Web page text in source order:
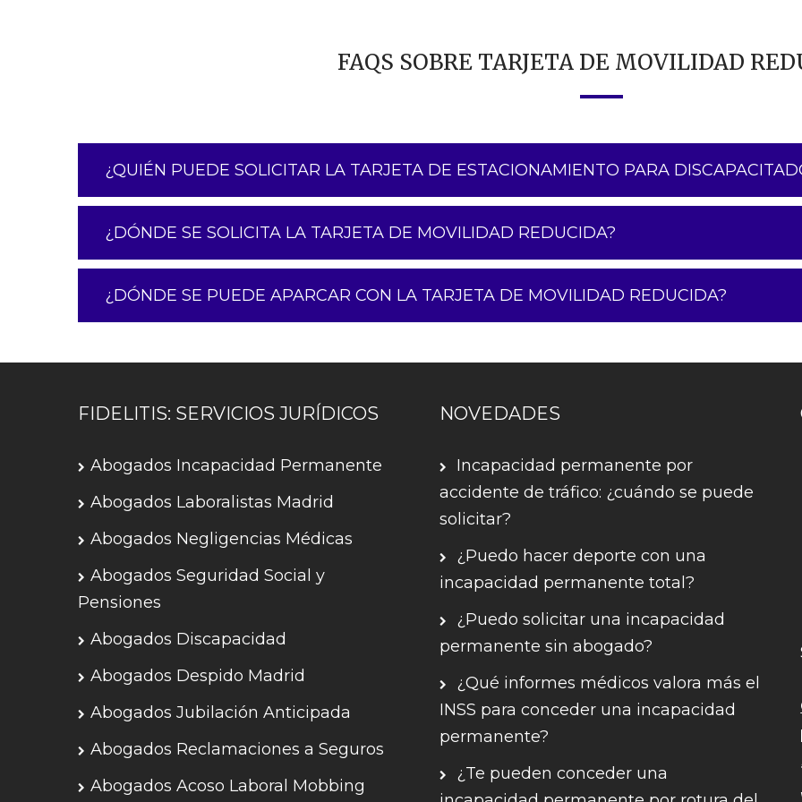
FAQS SOBRE TARJETA DE MOVILIDAD
¿QUIÉN PUEDE SOLICITAR LA TARJETA DE ESTACIONAMIENTO PARA
¿DÓNDE SE SOLICITA LA TARJETA DE MOVILIDAD REDUCIDA?
¿DÓNDE SE PUEDE APARCAR CON LA TARJETA DE MOVILIDAD REDUCIDA?
FIDELITIS: SERVICIOS JURÍDICOS
Abogados Incapacidad Permanente
Abogados Laboralistas Madrid
Abogados Negligencias Médicas
Abogados Seguridad Social y
Pensiones
Abogados Discapacidad
Abogados Despido Madrid
Abogados Jubilación Anticipada
Abogados Reclamaciones a Seguros
Abogados Acoso Laboral Mobbing
NOVEDADES
Incapacidad permanente por
accidente de tráfico: ¿cuándo se puede
solicitar?
¿Puedo hacer deporte con una
incapacidad permanente total?
¿Puedo solicitar una incapacidad
permanente sin abogado?
¿Qué informes médicos valora más el
INSS para conceder una incapacidad
permanente?
¿Te pueden conceder una